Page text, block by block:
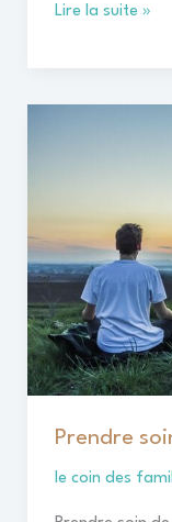
Lire la suite »
Prendre
le coin des